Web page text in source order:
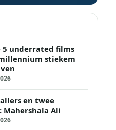
5 underrated films
stiekem
en twee
Mahershala Ali